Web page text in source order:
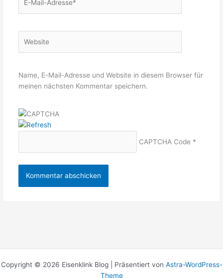
Mail-
Name, E-Mail-Adresse und Website in diesem Browser für
meinen nächsten Kommentar speichern.
CAPTCHA Code *
Copyright © 2026 Eisenklink Blog | Präsentiert von Astra-WordPress-
Theme